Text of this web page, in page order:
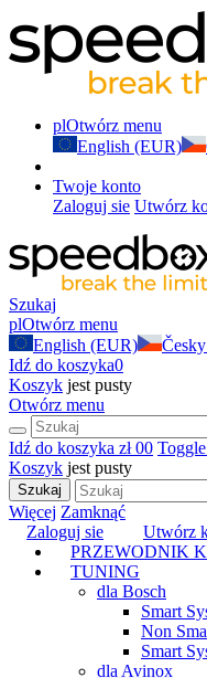
plOtwórz menu
English (EUR)
Twoje konto
Zaloguj sie Utwórz
Szukaj
plOtwórz menu
English (EUR)
Idź do koszyka0
Koszyk jest pusty
Otwórz menu
Idź do koszyka zł 00
Koszyk jest pusty
Szukaj
Więcej Zamknąć
Zaloguj sie
Utwórz
PRZEWODNIK
TUNING
dla Bosch
Smart
Non
Smart
dla Avinox